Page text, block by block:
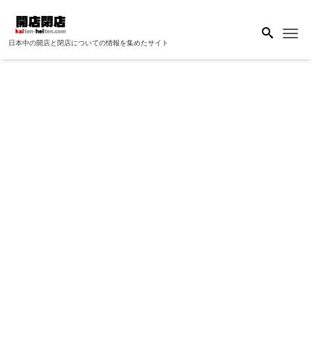
日本中の開店と閉店についての情報を集めたサイト